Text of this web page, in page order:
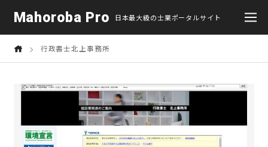
Mahoroba Pro 日本最大級の士業ポータルサイト
行政書士北上事務所